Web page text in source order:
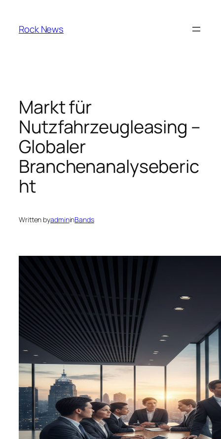
content
Rock News
Markt für
Nutzfahrzeugleasing –
Globaler
Branchenanalyseberic
ht
Written byadmininBands